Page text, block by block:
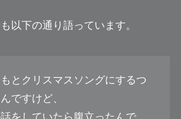
以下の通り語っています。
とクリスマスソングにするつ
ですけど、